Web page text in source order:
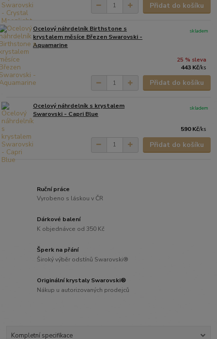
Přidat do košíku
Ocelový náhrdelník Birthstone s
krystalem měsíce Březen Swarovski -
Aquamarine
25 % sleva
443 Kč/ks
skladem
Přidat do košíku
Ocelový náhrdelník s krystalem
Swarovski - Capri Blue
590 Kč/ks
skladem
Přidat do košíku
Ruční práce
Vyrobeno s láskou v ČR
Dárkové balení
K objednávce od 350 Kč
Šperk na přání
Široký výběr odstínů Swarovski®
Originální krystaly Swarovski®
Nákup u autorizovaných prodejců
Kompletní specifikace